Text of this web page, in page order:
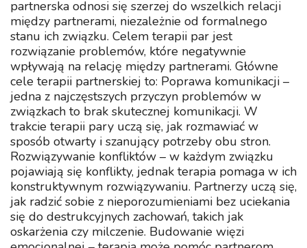
partnerska odnosi się szerzej do wszelkich relacji
między partnerami, niezależnie od formalnego
stanu ich związku. Celem terapii par jest
rozwiązanie problemów, które negatywnie
wpływają na relację między partnerami. Główne
cele terapii partnerskiej to: Poprawa komunikacji –
jedna z najczęstszych przyczyn problemów w
związkach to brak skutecznej komunikacji. W
trakcie terapii pary uczą się, jak rozmawiać w
sposób otwarty i szanujący potrzeby obu stron.
Rozwiązywanie konfliktów – w każdym związku
pojawiają się konflikty, jednak terapia pomaga w ich
konstruktywnym rozwiązywaniu. Partnerzy uczą się,
jak radzić sobie z nieporozumieniami bez uciekania
się do destrukcyjnych zachowań, takich jak
oskarżenia czy milczenie. Budowanie więzi